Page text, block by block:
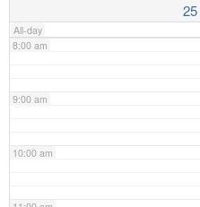
25
All-day
8:00 am
9:00 am
10:00 am